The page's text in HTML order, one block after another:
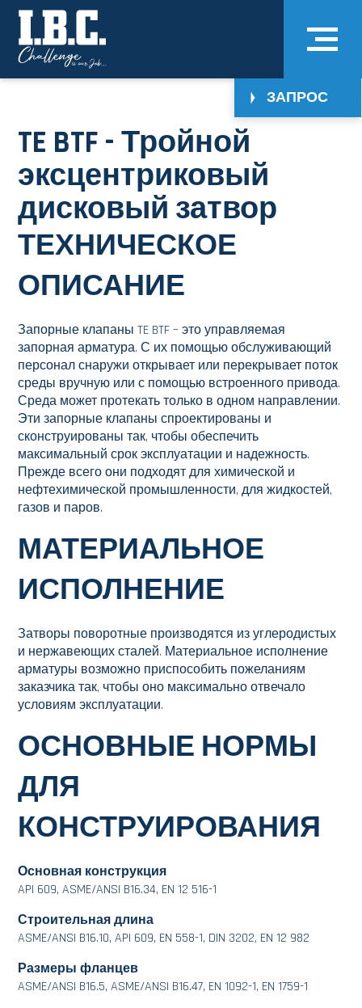
ЗАПРОС
TE BTF - Тройной
эксцентриковый
дисковый затвор
ТЕХНИЧЕСКОЕ
ОПИСАНИЕ
Запорные клапаны TE BTF – это управляемая
запорная арматура. С их помощью обслуживающий
персонал снаружи открывает или перекрывает поток
среды вручную или с помощью встроенного привода.
Среда может протекать только в одном направлении.
Эти запорные клапаны спроектированы и
сконструированы так, чтобы обеспечить
максимальный срок эксплуатации и надежность.
Прежде всего они подходят для химической и
нефтехимической промышленности, для жидкостей,
газов и паров.
МАТЕРИАЛЬНОЕ
ИСПОЛНЕНИЕ
Затворы поворотные производятся из углеродистых
и нержавеющих сталей. Материальное исполнение
арматуры возможно приспособить пожеланиям
заказчика так, чтобы оно максимально отвечало
условиям эксплуатации.
ОСНОВНЫЕ НОРМЫ
ДЛЯ
КОНСТРУИРОВАНИЯ
Основная конструкция
API 609, ASME/ANSI B16.34, EN 12 516-1
Строительная длина
ASME/ANSI B16.10, API 609, EN 558-1, DIN 3202, EN 12 982
Размеры фланцев
ASME/ANSI B16.5, ASME/ANSI B16.47, EN 1092-1, EN 1759-1